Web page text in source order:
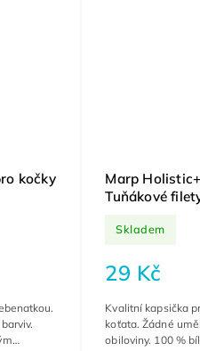
kočky
Marp
Tuňákové
Skladem
29 Kč
Kvalitní kapsička
koťata. Žádné
obiloviny. 100 %